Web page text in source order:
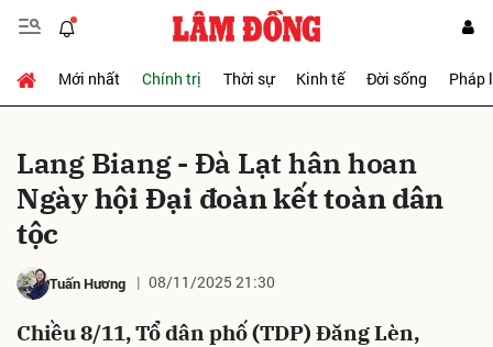
Mới nhất Chính trị Thời sự Kinh tế Đời sống Pháp
Lang Biang - Đà Lạt hân hoan
Ngày hội Đại đoàn kết toàn dân
tộc
Tuấn Hương 08/11/2025 21:30
Chiều 8/11, Tổ dân phố (TDP) Đăng Lèn,
Gửi bình luận
Hủy